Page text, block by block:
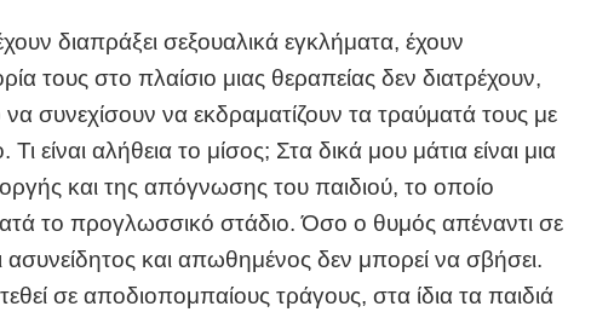
διαπράξει σεξουαλικά εγκλήματα, έχουν
τους στο πλαίσιο μιας θεραπείας δεν διατρέχουν,
συνεχίσουν να εκδραματίζουν τα τραύματά τους με
είναι αλήθεια το μίσος; Στα δικά μου μάτια είναι μια
και της απόγνωσης του παιδιού, το οποίο
το προγλωσσικό στάδιο. Όσο ο θυμός απέναντι σε
ασυνείδητος και απωθημένος δεν μπορεί να σβήσει.
σε αποδιοπομπαίους τράγους, στα ίδια τα παιδιά